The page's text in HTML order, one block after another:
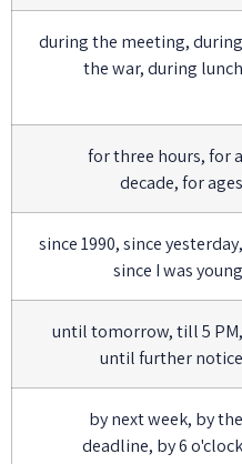
during the meeting, during
the war, during lunch
for three hours, for a
decade, for ages
since 1990, since yesterday,
since I was young
until tomorrow, till 5 PM,
until further notice
by next week, by the
deadline, by 6 o'clock